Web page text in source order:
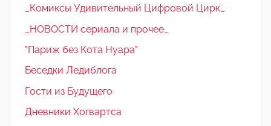
_Комиксы Удивительный Цифровой Цирк_
_НОВОСТИ сериала и прочее_
"Париж без Кота Нуара"
Беседки Ледиблога
Гости из Будущего
Дневники Хогвартса